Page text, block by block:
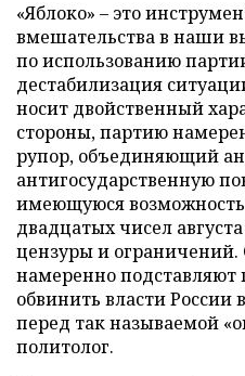
«Яблоко» – это
вмешательства в наши
по использованию
дестабилизация
носит двойственный
стороны, партию
рупор, объединяющий
антигосударственную
имеющуюся возможность
двадцатых чисел
цензуры и ограничений.
намеренно подставляют
обвинить власти России
перед так называемой
политолог.